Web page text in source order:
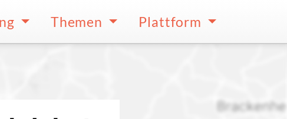
Themen Plattform